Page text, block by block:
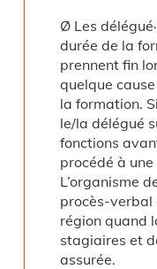
Ø Les
durée de la
prennent fin
quelque
la formation.
le/la délégué
fonctions
procédé à
L’organisme
procès-verbal
région quand
stagiaires et
assurée.